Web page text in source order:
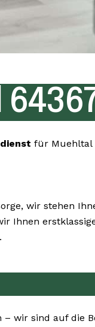
für Muehltal
wir stehen
Ihnen
– wir sind auf die